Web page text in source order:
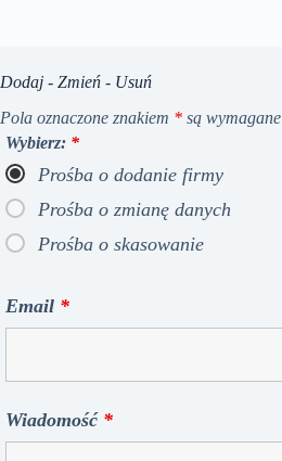
Dodaj - Zmień - Usuń
Pola oznaczone znakiem * są wymagane
Wybierz: *
Prośba o dodanie firmy
Prośba o zmianę danych
Prośba o skasowanie
Email *
Wiadomość *